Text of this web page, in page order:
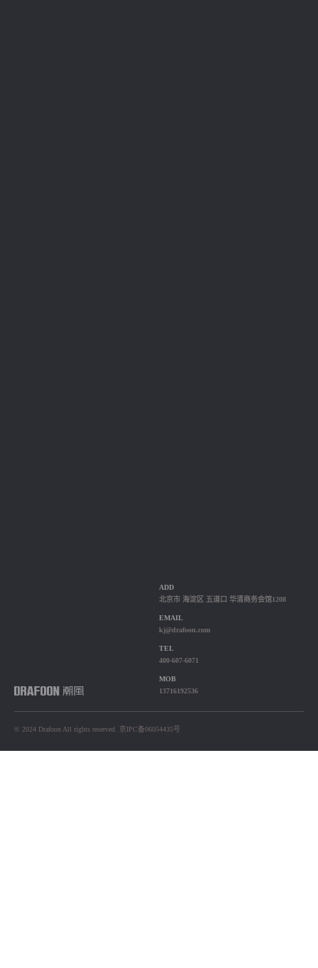
ADD
北京市 海淀区 五道口 华清商务会馆1208
EMAIL
kj@drafoon.com
TEL
400-607-6071
MOB
13716192536
© 2024 Drafoon All rights reserved. 京IPC备06054435号